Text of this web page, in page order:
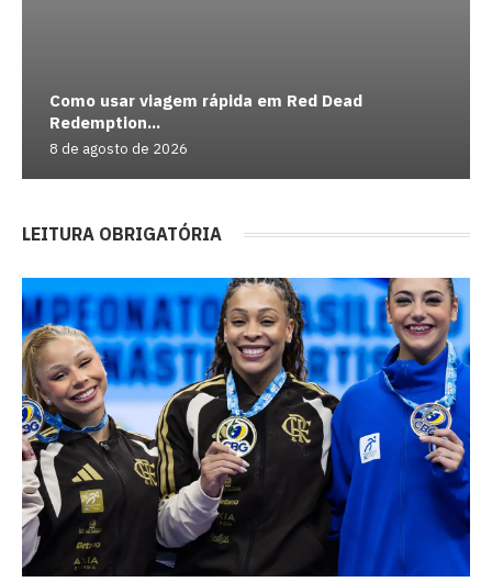
Como usar viagem rápida em Red Dead
Redemption...
8 de agosto de 2026
LEITURA OBRIGATÓRIA